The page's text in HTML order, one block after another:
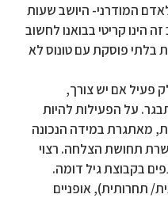
המודרני- היושב שעות
קריטי בבואנו לחשוב
בלתי פוסקת עם טונוס לא
פעיל אם יש צורך,
על הפעילות להיות
מאתגרת במידה הנכונה
תחושת הצלחה. רצוי
בקבוצת גיל דומה.
תחרותית), אופניים